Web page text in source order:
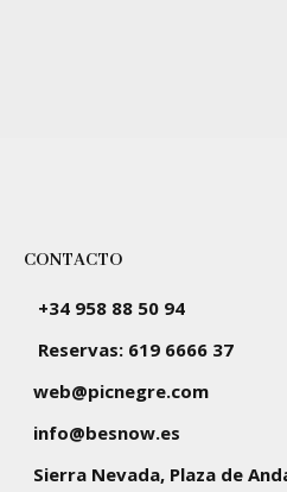
CONTACTO
+34 958 88 50 94
Reservas: 619 6666 37
web@picnegre.com
info@besnow.es
Sierra Nevada, Plaza de